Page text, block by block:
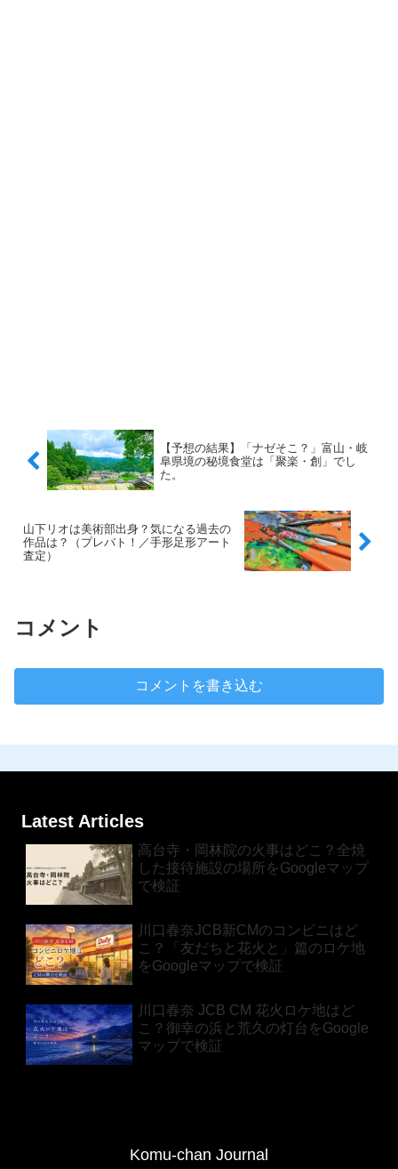
【予想の結果】「ナゼそこ？」富山・岐
阜県境の秘境食堂は「聚楽・創」でし
た。
山下リオは美術部出身？気になる過去の
作品は？（プレバト！／手形足形アート
査定）
コメント
コメントを書き込む
Latest Articles
高台寺・岡林院の火事はどこ？全焼
した接待施設の場所をGoogleマップ
で検証
川口春奈JCB新CMのコンビニはど
こ？「友だちと花火と」篇のロケ地
をGoogleマップで検証
川口春奈 JCB CM 花火ロケ地はど
こ？御幸の浜と荒久の灯台をGoogle
マップで検証
Komu-chan Journal